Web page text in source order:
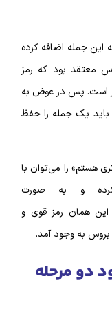
این جمله اضافه کرده
معتقد بود که رمز
است. پس در عوض به
باید یک جمله را حفظ
هستم» را می‌توان با
کرده و به صورت
این همان رمز قوی و
به وجود آمد.
دو مرحله‌